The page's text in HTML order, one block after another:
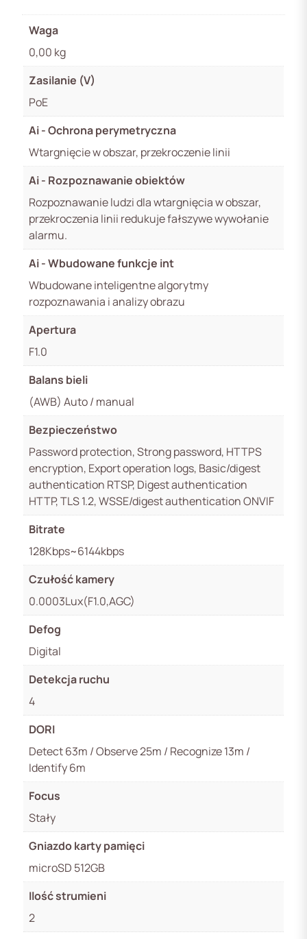
Waga
0,00 kg
Zasilanie (V)
PoE
Ai - Ochrona perymetryczna
Wtargnięcie w obszar, przekroczenie linii
Ai - Rozpoznawanie obiektów
Rozpoznawanie ludzi dla wtargnięcia w obszar,
przekroczenia linii redukuje fałszywe wywołanie
alarmu.
Ai - Wbudowane funkcje int
Wbudowane inteligentne algorytmy
rozpoznawania i analizy obrazu
Apertura
F1.0
Balans bieli
(AWB) Auto / manual
Bezpieczeństwo
Password protection, Strong password, HTTPS
encryption, Export operation logs, Basic/digest
authentication RTSP, Digest authentication
HTTP, TLS 1.2, WSSE/digest authentication ONVIF
Bitrate
128Kbps~6144kbps
Czułość kamery
0.0003Lux(F1.0,AGC)
Defog
Digital
Detekcja ruchu
4
DORI
Detect 63m / Observe 25m / Recognize 13m /
Identify 6m
Focus
Stały
Gniazdo karty pamięci
microSD 512GB
Ilość strumieni
2